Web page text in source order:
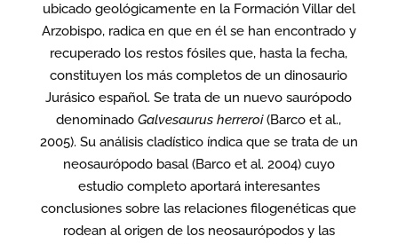
ubicado geológicamente en la Formación Villar del
Arzobispo, radica en que en él se han encontrado y
recuperado los restos fósiles que, hasta la fecha,
constituyen los más completos de un dinosaurio
Jurásico español. Se trata de un nuevo saurópodo
denominadoGalvesaurus herreroi(Barco et al.,
2005). Su análisis cladístico índica que se trata de un
neosaurópodo basal (Barco et al. 2004) cuyo
estudio completo aportará interesantes
conclusiones sobre las relaciones filogenéticas que
rodean al origen de los neosaurópodos y las